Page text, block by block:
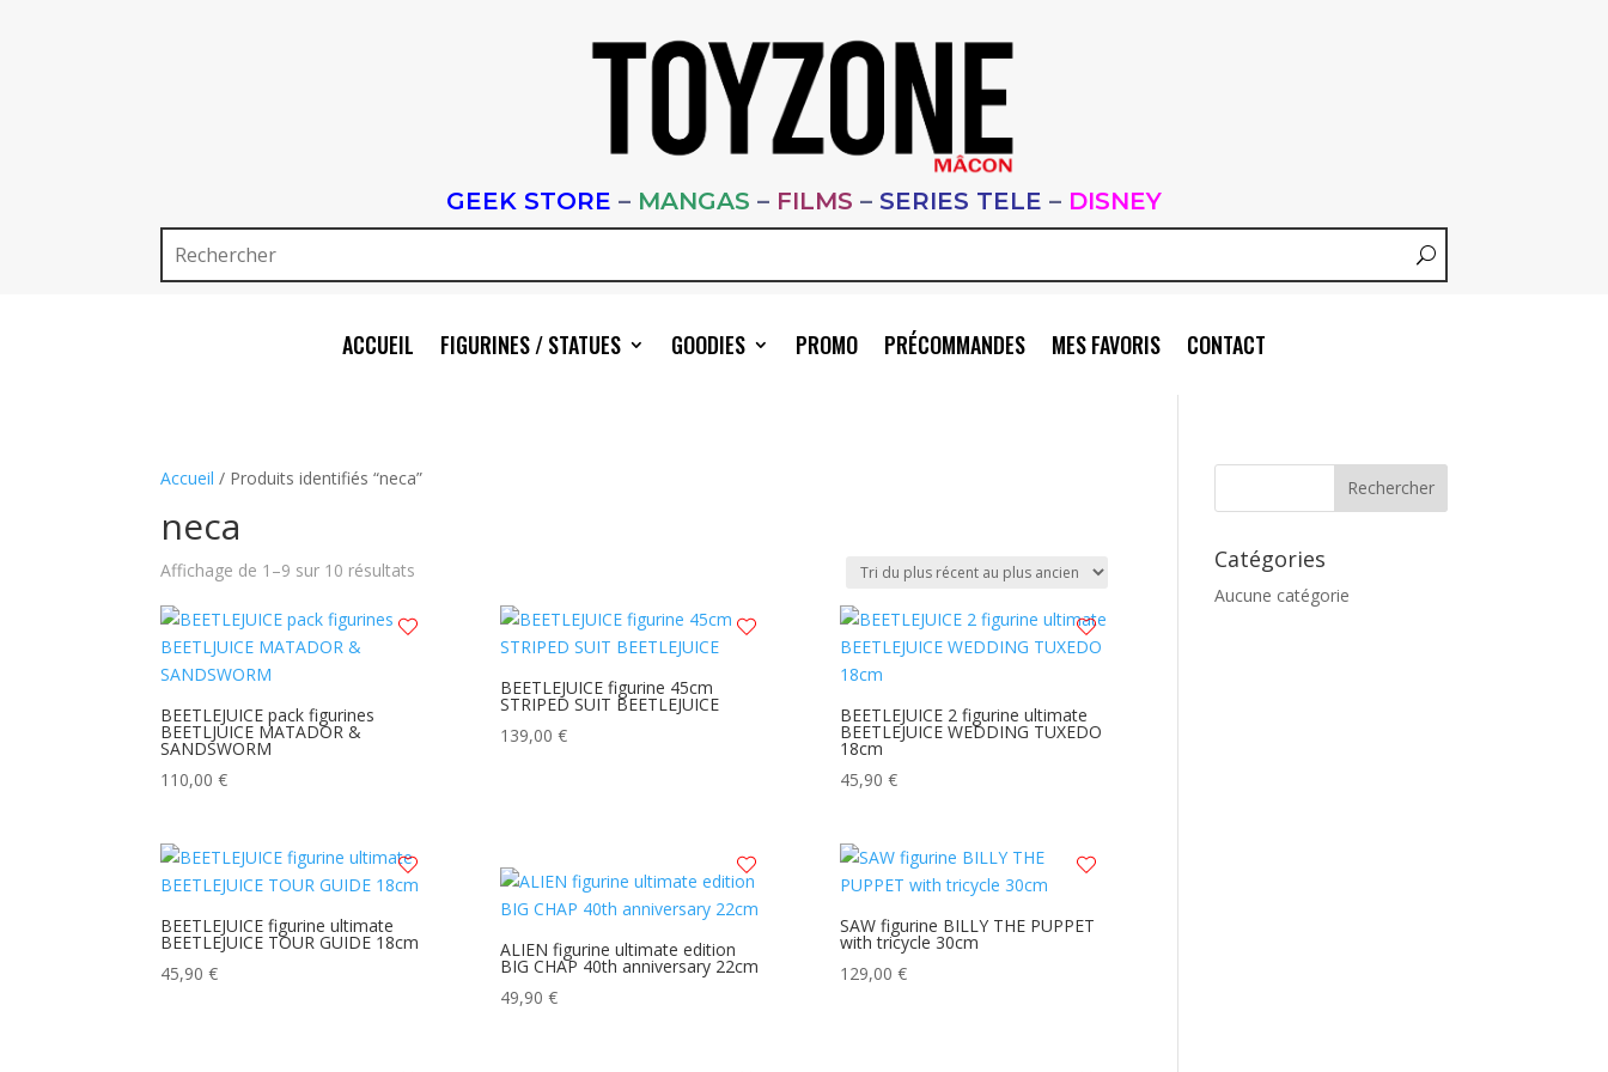
GEEK STORE – MANGAS – FILMS – SERIES TELE – DISNEY
ACCUEIL FIGURINES / STATUES GOODIES PROMO PRÉCOMMANDES MES FAVORIS CONTACT
Accueil / Produits identifiés “neca”
neca
Affichage de 1–9 sur 10 résultats
plus
BEETLEJUICE pack figurines
BEETLJUICE MATADOR &
SANDSWORM
110,00€
BEETLEJUICE figurine 45cm
STRIPED SUIT BEETLEJUICE
139,00 €
BEETLEJUICE 2 figurine ultimate
BEETLEJUICE WEDDING TUXEDO
18cm
45,90 €
BEETLEJUICE figurine ultimate
BEETLEJUICE TOUR GUIDE 18cm
45,90€
ALIEN figurine ultimate edition
BIG CHAP 40th anniversary 22cm
49,90 €
SAW figurine BILLY THE PUPPET
with tricycle 30cm
129,00 €
Catégories
Aucune catégorie